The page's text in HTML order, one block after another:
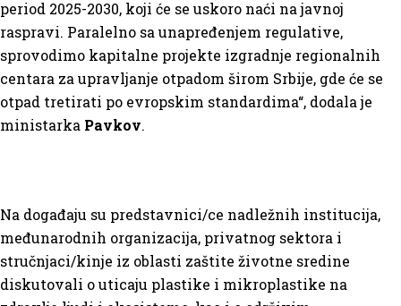
period 2025-2030, koji će se uskoro naći na javnoj
raspravi. Paralelno sa unapređenjem regulative,
sprovodimo kapitalne projekte izgradnje regionalnih
centara za upravljanje otpadom širom Srbije, gde će se
otpad tretirati po evropskim standardima“, dodala je
ministarka Pavkov.
Na događaju su predstavnici/ce nadležnih institucija,
međunarodnih organizacija, privatnog sektora i
stručnjaci/kinje iz oblasti zaštite životne sredine
diskutovali o uticaju plastike i mikroplastike na